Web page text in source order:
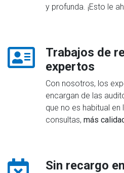
y profunda. ¡Esto le
Trabajos de
expertos
Con nosotros, los
encargan de las
que no es habitual en
consultas, más
Sin recargo